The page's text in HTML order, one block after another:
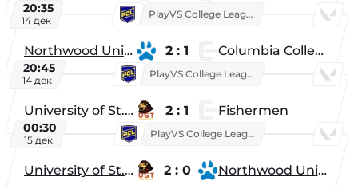
20:35
14 дек
PlayVS College League 2025: Fall
Northwood University 2 : 1 Columbia College
20:45
14 дек
PlayVS College League 2025: Fall
University of St. Thomas 2 : 1 Fishermen
00:30
15 дек
PlayVS College League 2025: Fall
University of St. Thomas 2 : 0 Northwood University